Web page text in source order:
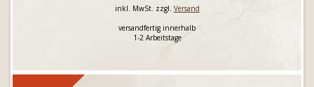
inkl. MwSt. zzgl. Versand
versandfertig innerhalb
1-2 Arbeitstage